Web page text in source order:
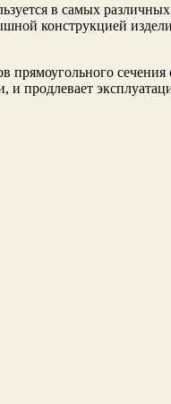
в самых
конструкцией
прямоугольного
и продлевает